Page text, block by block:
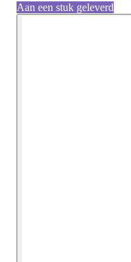
Aan een stuk geleverd